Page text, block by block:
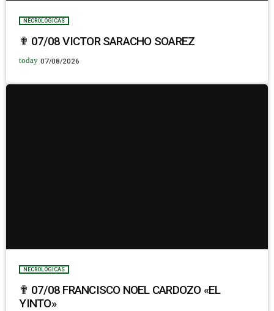
NECROLÓGICAS
✟ 07/08 VICTOR SARACHO SOAREZ
today 07/08/2026
NECROLÓGICAS
✟ 07/08 FRANCISCO NOEL CARDOZO «EL
YINTO»